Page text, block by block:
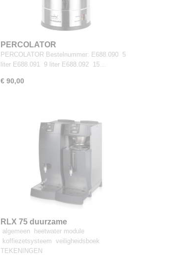
PERCOLATOR
PERCOLATOR Bestelnummer: E688.090 5
liter E688.091 9 liter E688.092 15…
€ 90,00
RLX 75 duurzame
filterkoffiemachine
algemeen heetwater module
koffiezetsysteem veiligheidsboek
TEKENINGEN